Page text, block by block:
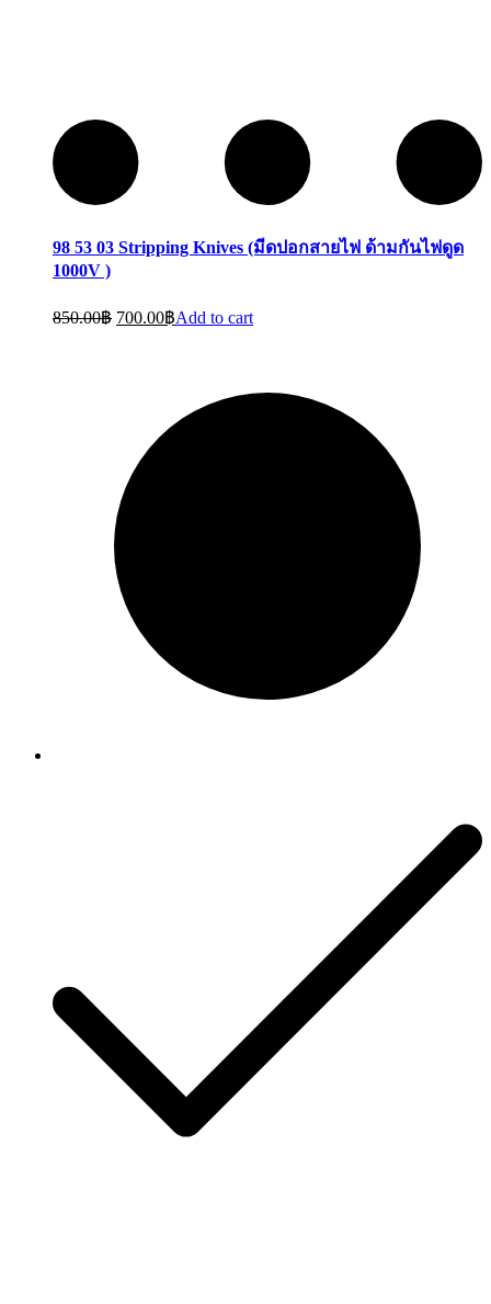
98 53 03 Stripping Knives (มีดปอกสายไฟ ด้ามกันไฟดูด
1000V )
850.00฿ 700.00฿Add to cart